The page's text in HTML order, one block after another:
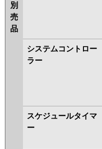
別
売
品
システムコントロー
ラー
スケジュールタイマ
ー